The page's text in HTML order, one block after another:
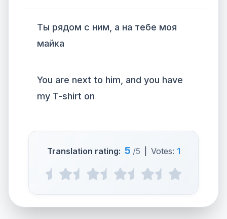
Ты рядом с ним, а на тебе моя
майка
You are next to him, and you have
my T-shirt on
Translation rating: 5 /5 Votes: 1